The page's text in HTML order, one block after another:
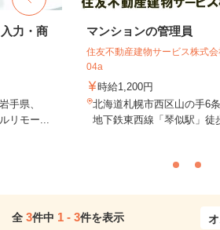
力・商
手県、
リモー...
マンションの管理員
住友不動産建物サービス株式
04a
時給1,200円
北海道札幌市西区山の手6
地下鉄東西線「琴似駅」徒
全 3件中 1 - 3件を表示